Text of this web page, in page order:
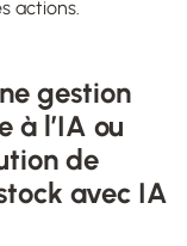
actions.
gestion
à l’IA ou
de
avec IA